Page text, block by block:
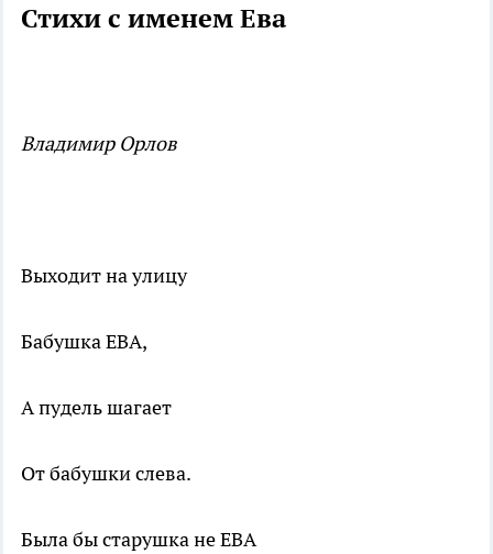
Стихи с именем Ева
Владимир Орлов
Выходит на улицу
Бабушка ЕВА,
А пудель шагает
От бабушки слева.
Была бы старушка не ЕВА